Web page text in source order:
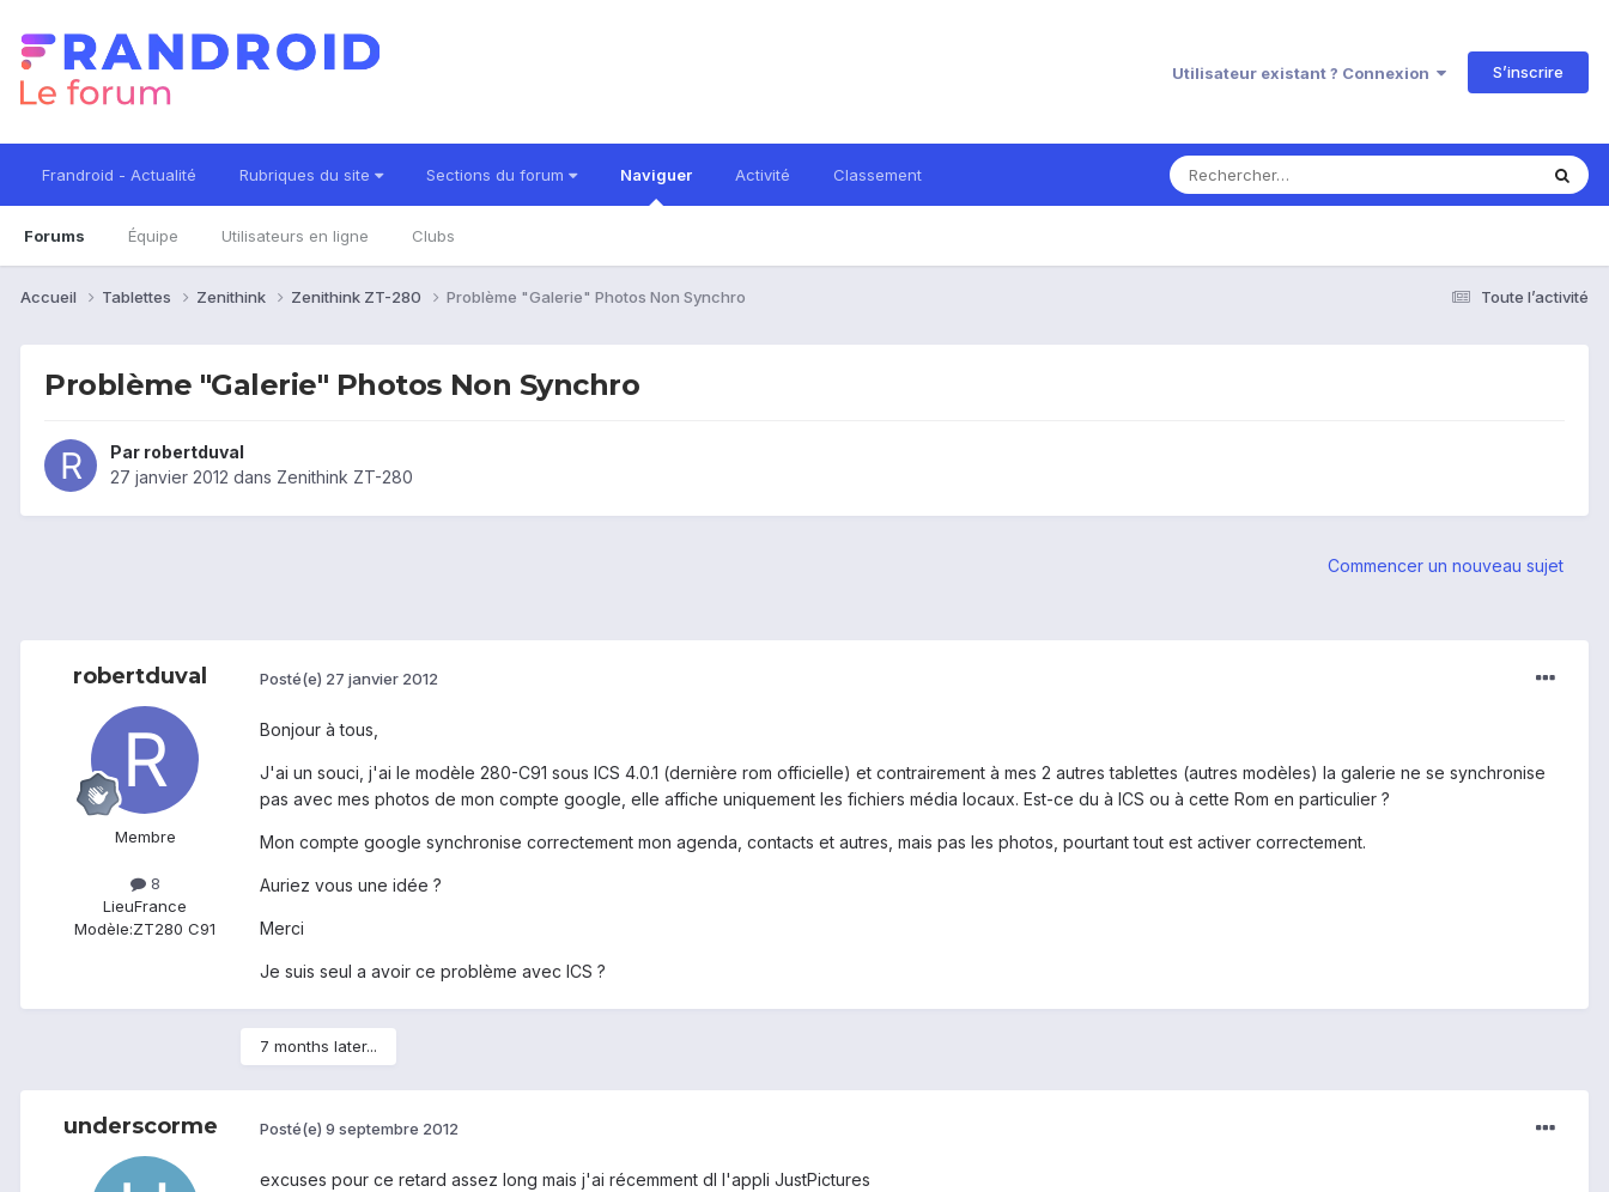
Utilisateur existant ? Connexion S’inscrire
Frandroid - Actualité Rubriques du site Sections du forum Naviguer
Forums Équipe Utilisateurs en ligne Clubs
Activité Classement
Toute l’activité
Accueil Tablettes Zenithink Zenithink ZT-280 Problème "Galerie" Photos Non Synchro
Problème "Galerie" Photos Non Synchro
Par robertduval
27 janvier 2012 dans Zenithink ZT-280
Commencer un nouveau sujet
robertduval
Membre
8
LieuFrance
Modèle:ZT280 C91
Posté(e) 27 janvier 2012
Bonjour à tous,
J'ai un souci, j'ai le modèle 280-C91 sous ICS 4.0.1 (dernière rom officielle) et contrairement à mes 2 autres tablettes (autres modèles) la galerie ne se synchronise
pas avec mes photos de mon compte google, elle affiche uniquement les fichiers média locaux. Est-ce du à ICS ou à cette Rom en particulier ?
Mon compte google synchronise correctement mon agenda, contacts et autres, mais pas les photos, pourtant tout est activer correctement.
Auriez vous une idée ?
Merci
Je suis seul a avoir ce problème avec ICS ?
7 months later...
underscorme Posté(e) 9 septembre 2012
excuses pour ce retard assez long mais j'ai récemment dl l'appli JustPictures